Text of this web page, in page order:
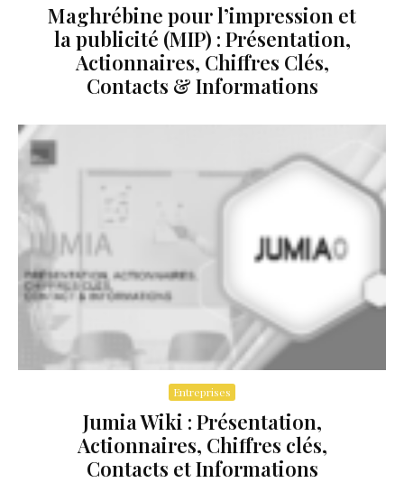
Maghrébine pour l’impression et
la publicité (MIP) : Présentation,
Actionnaires, Chiffres Clés,
Contacts & Informations
Entreprises
Jumia Wiki : Présentation,
Actionnaires, Chiffres clés,
Contacts et Informations